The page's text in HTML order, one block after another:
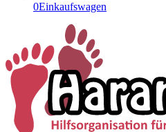
0Einkaufswagen